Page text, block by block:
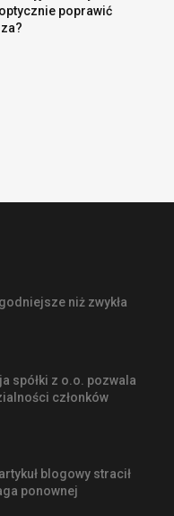
poprawić
niż zwykła
spółki z o.o. pozwala
członków
blogowy stracił
ponownej